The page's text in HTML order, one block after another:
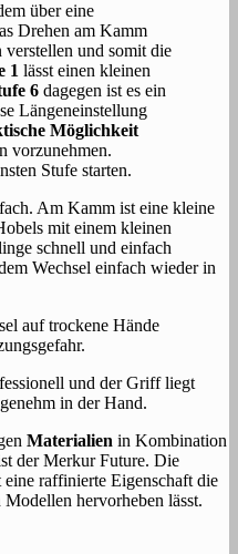
über eine
Drehen am Kamm
und somit die
1 lässt einen kleinen
6 dagegen ist es ein
Längeneinstellung
Möglichkeit
vorzunehmen.
Stufe starten.
Am Kamm ist eine kleine
mit einem kleinen
schnell und einfach
Wechsel einfach wieder in
auf trockene Hände
und der Griff liegt
in der Hand.
Materialien in Kombination
der Merkur Future. Die
raffinierte Eigenschaft die
hervorheben lässt.